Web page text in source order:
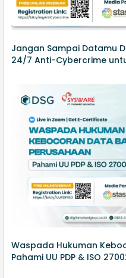
Jangan Sampai Datamu
24/7 Anti-Cybercrime
Waspada Hukuman
Pahami UU PDP & ISO